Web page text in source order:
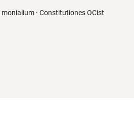
· Constitutiones OCist